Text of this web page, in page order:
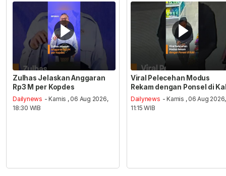
Zulhas Jelaskan Anggaran
Rp3 M per Kopdes
Dailynews - Kamis , 06 Aug 2026,
18:30 WIB
Viral Pelecehan Modus
Rekam dengan Ponsel di
Dailynews - Kamis , 06 Aug 2026,
11:15 WIB